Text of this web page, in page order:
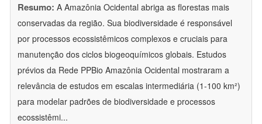
Resumo: A Amazônia Ocidental abriga as florestas mais
conservadas da região. Sua biodiversidade é responsável
por processos ecossistêmicos complexos e cruciais para
manutenção dos ciclos biogeoquímicos globais. Estudos
prévios da Rede PPBio Amazônia Ocidental mostraram a
relevância de estudos em escalas intermediária (1-100 km²)
para modelar padrões de biodiversidade e processos
ecossistêmi...